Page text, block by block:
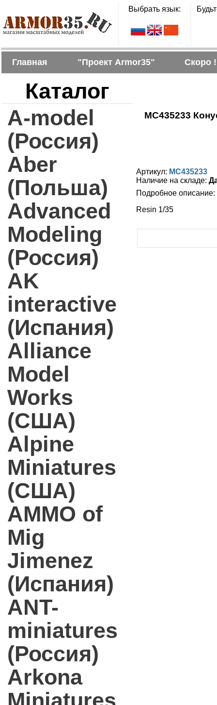
Выбрать язык:
Главная "Проект Armor35" Скоро !
Каталог
A-model
(Россия)
Aber
(Польша)
Advanced
Modeling
(Россия)
AK
interactive
(Испания)
Alliance
Model
Works
(США)
Alpine
Miniatures
(США)
AMMO of
Mig
Jimenez
(Испания)
ANT-
miniatures
(Россия)
Arkona
Miniatures
MC435233
Артикул: MC435233
Наличие на складе:
Подробное описание:
Resin 1/35